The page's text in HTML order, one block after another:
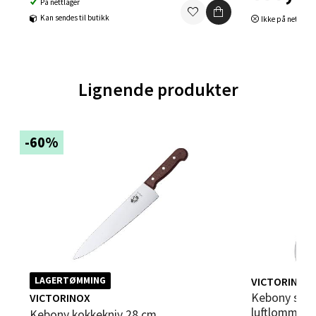
Kan sendes til butikk
Ikke på
Lignende produkter
-60%
LAGERTØMMING
VICTORINOX
VICTORINOX
Kebony santokukniv 17 cm med
luftlommer
Åpent i dag 09-21
Ski - Thon Senter Ski
Ski Storsenter, Jernbanesvingen 6, 1400 Ski
0 i butikk